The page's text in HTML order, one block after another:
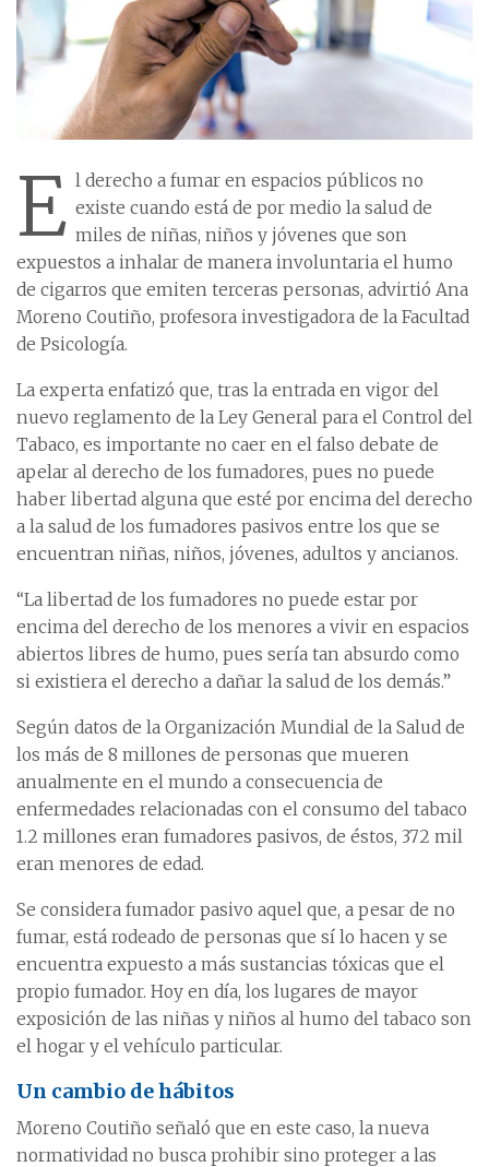
E l derecho a fumar en espacios públicos no
existe cuando está de por medio la salud de
miles de niñas, niños y jóvenes que son
expuestos a inhalar de manera involuntaria el humo
de cigarros que emiten terceras personas, advirtió Ana
Moreno Coutiño, profesora investigadora de la Facultad
de Psicología.
La experta enfatizó que, tras la entrada en vigor del
nuevo reglamento de la Ley General para el Control del
Tabaco, es importante no caer en el falso debate de
apelar al derecho de los fumadores, pues no puede
haber libertad alguna que esté por encima del derecho
a la salud de los fumadores pasivos entre los que se
encuentran niñas, niños, jóvenes, adultos y ancianos.
“La libertad de los fumadores no puede estar por
encima del derecho de los menores a vivir en espacios
abiertos libres de humo, pues sería tan absurdo como
si existiera el derecho a dañar la salud de los demás.”
Según datos de la Organización Mundial de la Salud de
los más de 8 millones de personas que mueren
anualmente en el mundo a consecuencia de
enfermedades relacionadas con el consumo del tabaco
1.2 millones eran fumadores pasivos, de éstos, 372 mil
eran menores de edad.
Se considera fumador pasivo aquel que, a pesar de no
fumar, está rodeado de personas que sí lo hacen y se
encuentra expuesto a más sustancias tóxicas que el
propio fumador. Hoy en día, los lugares de mayor
exposición de las niñas y niños al humo del tabaco son
el hogar y el vehículo particular.
Un cambio de hábitos
Moreno Coutiño señaló que en este caso, la nueva
normatividad no busca prohibir sino proteger a las